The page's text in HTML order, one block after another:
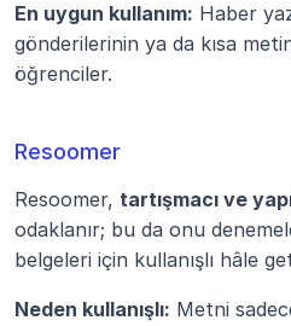
En uygun kullanım: Haber
gönderilerinin ya da kısa
öğrenciler.
Resoomer
Resoomer, tartışmacı ve
odaklanır; bu da onu
belgeleri için kullanışlı hâle
Neden kullanışlı: Metni